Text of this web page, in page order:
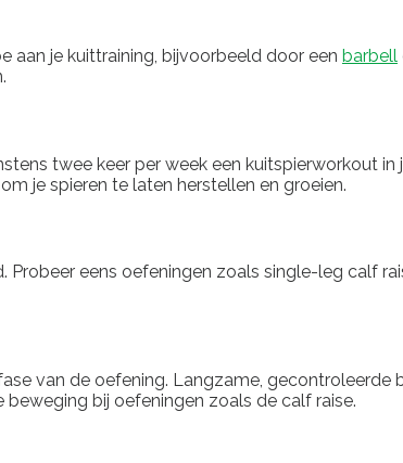
aan je kuittraining, bijvoorbeeld door een barbell
twee keer per week een kuitspierworkout
je spieren te laten herstellen en groeien.
eens oefeningen zoals single-leg calf
van de oefening. Langzame,
bij oefeningen zoals de calf raise.